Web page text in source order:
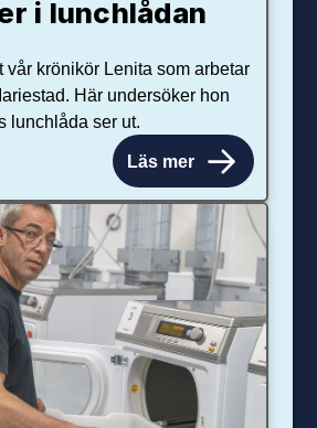
i lunchlådan
vår krönikör Lenita som arbetar
Här undersöker hon
lunchlåda ser ut.
Läs mer